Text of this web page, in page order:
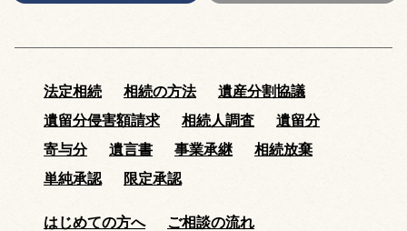
法定相続 相続の方法
遺産分割協議
遺留分侵害額請求
相続人調査
遺留分
寄与分
遺言書 事業承継
相続放棄
単純承認
限定承認
はじめての方へ
ご相談の流れ